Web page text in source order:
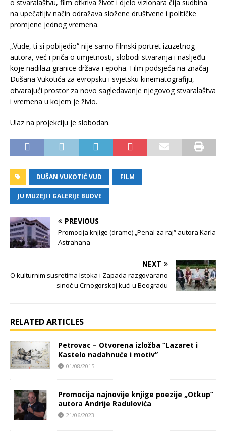
o stvaralaštvu, film otkriva život i djelo vizionara čija sudbina
na upečatljiv način odražava složene društvene i političke
promjene jednog vremena.
„Vude, ti si pobijedio“ nije samo filmski portret izuzetnog
autora, već i priča o umjetnosti, slobodi stvaranja i nasljeđu
koje nadilazi granice država i epoha. Film podsjeća na značaj
Dušana Vukotića za evropsku i svjetsku kinematografiju,
otvarajući prostor za novo sagledavanje njegovog stvaralaštva
i vremena u kojem je živio.
Ulaz na projekciju je slobodan.
DUŠAN VUKOTIĆ VUD FILM
JU MUZEJI I GALERIJE BUDVE
PREVIOUS
Promocija knjige (drame) „Penal za raj“ autora Karla
Astrahana
NEXT
O kulturnim susretima Istoka i Zapada razgovarano
sinoć u Crnogorskoj kući u Beogradu
RELATED ARTICLES
Petrovac – Otvorena izložba “Lazaret i
Kastelo nadahnuće i motiv”
01/08/2015
Promocija najnovije knjige poezije „Otkup”
autora Andrije Radulovića
21/06/2023